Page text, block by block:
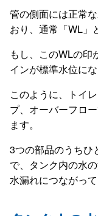
管の側面には正常
おり、通常「WL」
もし、このWLの印
インが標準水位に
このように、トイ
プ、オーバーフロ
ます。
3つの部品のうちひ
で、タンク内の水
水漏れにつながって